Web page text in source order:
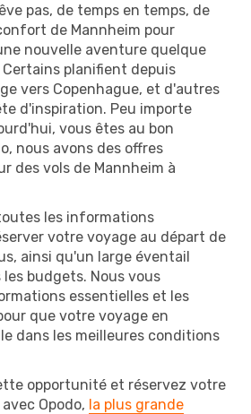
pas, de temps en temps, de
de Mannheim pour
nouvelle aventure quelque
planifient depuis
vers Copenhague, et d'autres
d'inspiration. Peu importe
vous êtes au bon
nous avons des offres
des vols de Mannheim à
les informations
votre voyage au départ de
ainsi qu'un large éventail
budgets. Nous vous
essentielles et les
que votre voyage en
dans les meilleures conditions
opportunité et réservez votre
Opodo, la plus grande